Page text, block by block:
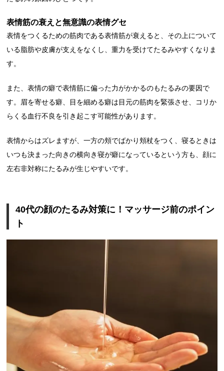
表情筋の衰えと無意識の表情グセ
表情をつくるための筋肉である表情筋が衰えると、その上について
いる脂肪や皮膚が支えをなくし、重力を受けてたるみやすくなりま
す。
また、表情の癖で表情筋に偏った力がかかるのもたるみの要因で
す。眉を寄せる癖、目を細める癖は目元の筋肉を緊張させ、コリか
らくる血行不良を引き起こす可能性があります。
表情からはズレますが、一方の頬でばかり頬杖をつく、寝るときは
いつも決まった向きの横向き寝が癖になっているという方も、顔に
左右非対称にたるみが生じやすいです。
40代の顔のたるみ対策に！マッサージ前のポイン
ト